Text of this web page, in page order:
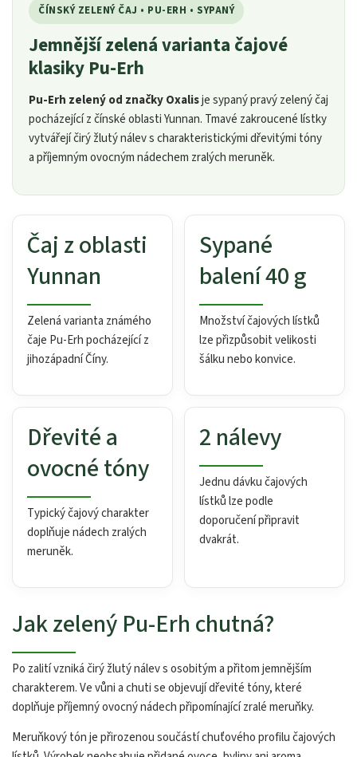
ČÍNSKÝ ZELENÝ ČAJ • PU-ERH • SYPANÝ
Jemnější zelená varianta čajové
klasiky Pu-Erh
Pu-Erh zelený od značky Oxalisje sypaný pravý zelený čaj
pocházející z čínské oblasti Yunnan. Tmavé zakroucené lístky
vytvářejí čirý žlutý nálev s charakteristickými dřevitými tóny
a příjemným ovocným nádechem zralých meruněk.
Čaj z oblasti
Yunnan
Zelená varianta známého
čaje Pu-Erh pocházející z
jihozápadní Číny.
Sypané
balení 40 g
Množství čajových lístků
lze přizpůsobit velikosti
šálku nebo konvice.
Dřevité a
ovocné tóny
Typický čajový charakter
doplňuje nádech zralých
meruněk.
2 nálevy
Jednu dávku čajových
lístků lze podle
doporučení připravit
dvakrát.
Jak zelený Pu-Erh chutná?
Po zalití vzniká čirý žlutý nálev s osobitým a přitom jemnějším
charakterem. Ve vůni a chuti se objevují dřevité tóny, které
doplňuje příjemný ovocný nádech připomínající zralé meruňky.
Meruňkový tón je přirozenou součástí chuťového profilu čajových